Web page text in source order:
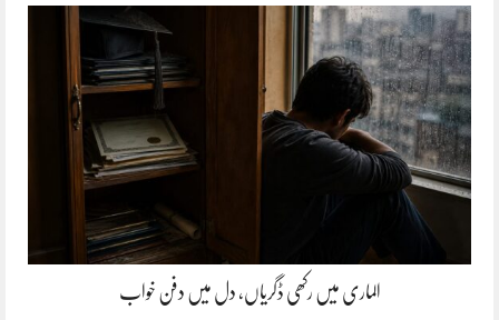
الماری میں رکھی ڈگریاں، دل میں دفن خواب